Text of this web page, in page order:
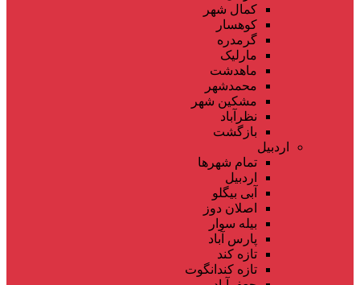
کمال شهر
کوهسار
گرمدره
مارلیک
ماهدشت
محمدشهر
مشکین شهر
نظرآباد
بازگشت
اردبیل
تمام شهر‌ها
اردبیل
آبی بیگلو
اصلان دوز
بیله سوار
پارس آباد
تازه کند
تازه کندانگوت